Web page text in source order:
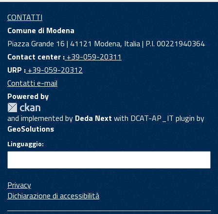
CONTATTI
Comune di Modena
Piazza Grande 16 | 41121 Modena, Italia | P.I. 00221940364
Contact center : +39-059-20311
URP : +39-059-20312
Contatti e-mail
Powered by
and implemented by Deda Next with DCAT-AP_IT plugin by
GeoSolutions
Linguaggio
Privacy
Dichiarazione di accessibilità